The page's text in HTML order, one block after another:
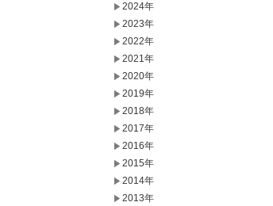
2024年
2023年
2022年
2021年
2020年
2019年
2018年
2017年
2016年
2015年
2014年
2013年